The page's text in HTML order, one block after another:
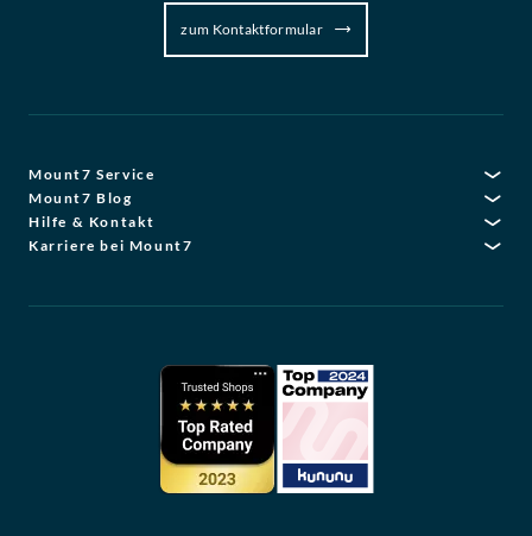
zum Kontaktformular
Mount7 Service
Mount7 Blog
Hilfe & Kontakt
Karriere bei Mount7